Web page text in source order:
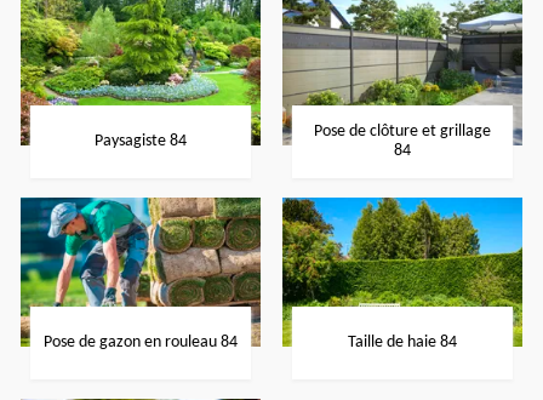
Paysagiste 84
Pose de clôture et grillage
84
Pose de gazon en rouleau 84 Taille de haie 84